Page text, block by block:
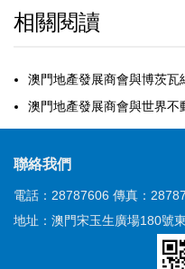
相關閱讀
澳門地產發展商會與博茨瓦
澳門地產發展商會與世界不
聯絡我們
電話：28787606 傳真：
地址：澳門宋玉生廣場180號